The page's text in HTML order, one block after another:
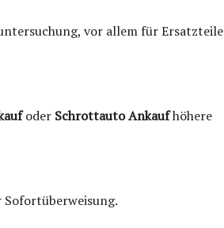
vor allem für Ersatzteile
oder Schrottauto Ankaufhöhere
Sofortüberweisung.